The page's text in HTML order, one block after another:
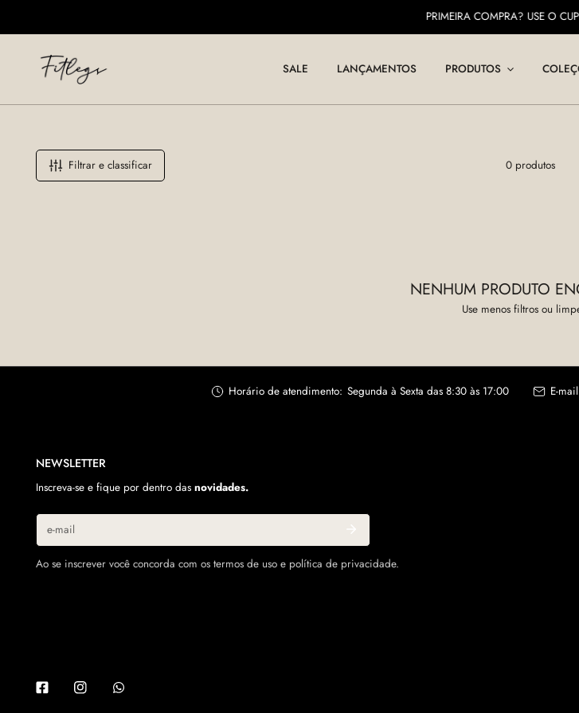
PRIMEIRA COMPRA? USE O
SALE LANÇAMENTOS PRODUTOS
Filtrar e classificar 0 produtos
NENHUM PRODUTO
Use menos filtros ou
Horário de atendimento: Segunda à Sexta das 8:30 às 17:00 E-
NEWSLETTER
Inscreva-se e fique por dentro das novidades.
E-
Ao se inscrever você concorda com os termos de uso e política de privacidade.
FacebookInstagram